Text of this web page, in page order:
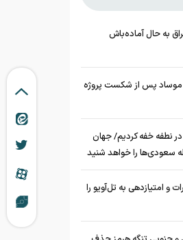
به حال آماده‌باش
موساد پس از شکست پروژه
نطفه خفه کردیم/ جهان
سعودی‌ها را خواهد شنید
و امتیازدهی به تل‌آویو را